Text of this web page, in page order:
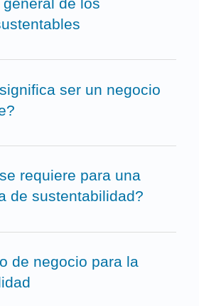
de los
ser un negocio
requiere para una
de sustentabilidad?
de negocio para la